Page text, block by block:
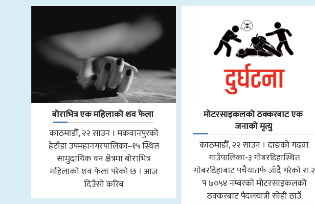
बोराभित्र एक महिलाको शव फेला
काठमाडौँ, २२ साउन । मकवानपुरको
हेटौंडा उपमहानगरपालिका–१५ स्थित
सामुदायिक वन क्षेत्रमा बोराभित्र
महिलाको शव फेला परेको छ । आज
दिउँसो करिब
मोटरसाइकलको ठक्करबाट एक
जनाको मृत्यु
काठमाडौँ, २२ साउन । दाङको गढवा
गाउँपालिका-३ गोबरडिहास्थित
गोबरडिहाबाट पचैयातर्फ जाँदै गरेको रा.२
प ७०५४ नम्बरको मोटरसाइकलको
ठक्करबाट पैदलयात्री सोही ठाउँ